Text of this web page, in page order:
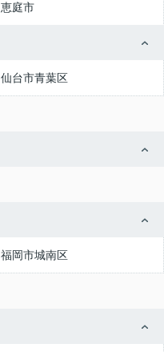
恵庭市
仙台市青葉区
福岡市城南区